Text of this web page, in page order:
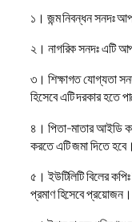
১। জন্ম নিবন্ধন সনদঃ
২। নাগরিক সনদঃ এটি
৩। শিক্ষাগত যোগ্যতা
হিসেবে এটি দরকার হতে
৪। পিতা-মাতার আইডি
করতে এটি জমা দিতে হবে।
৫। ইউটিলিটি বিলের
প্রমাণ হিসেবে প্রয়োজন।